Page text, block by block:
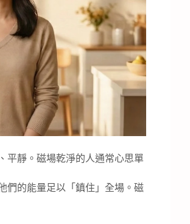
平靜。磁場乾淨的人通常心思單
們的能量足以「鎮住」全場。磁